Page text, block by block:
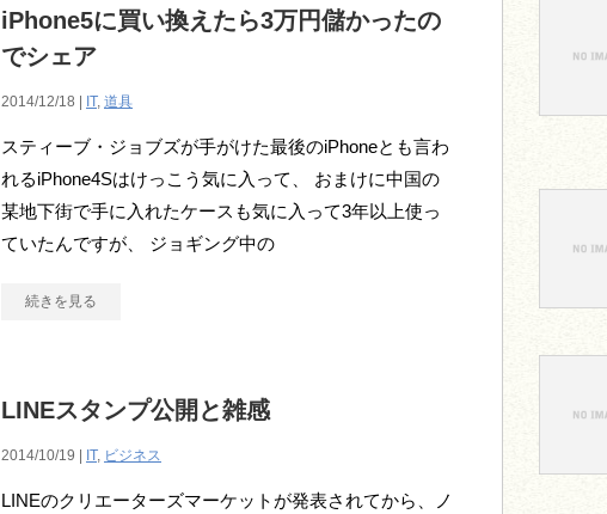
iPhone5に買い換えたら3万円儲かったの
でシェア
2014/12/18 | IT, 道具
スティーブ・ジョブズが手がけた最後のiPhoneとも言わ
れるiPhone4Sはけっこう気に入って、 おまけに中国の
某地下街で手に入れたケースも気に入って3年以上使っ
ていたんですが、 ジョギング中の
続きを見る
LINEスタンプ公開と雑感
2014/10/19 | IT, ビジネス
LINEのクリエーターズマーケットが発表されてから、ノ